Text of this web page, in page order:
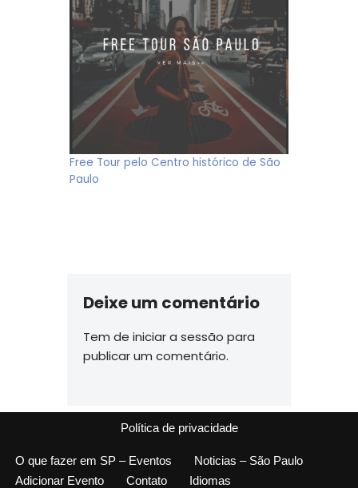
Free Tour pelo Centro histórico de São
Paulo
Deixe um comentário
Tem de iniciar a sessão para
publicar um comentário.
Política de privacidade
O que fazer em SP – Eventos
Noticias – São Paulo
Adicionar Evento
Contato Idiomas